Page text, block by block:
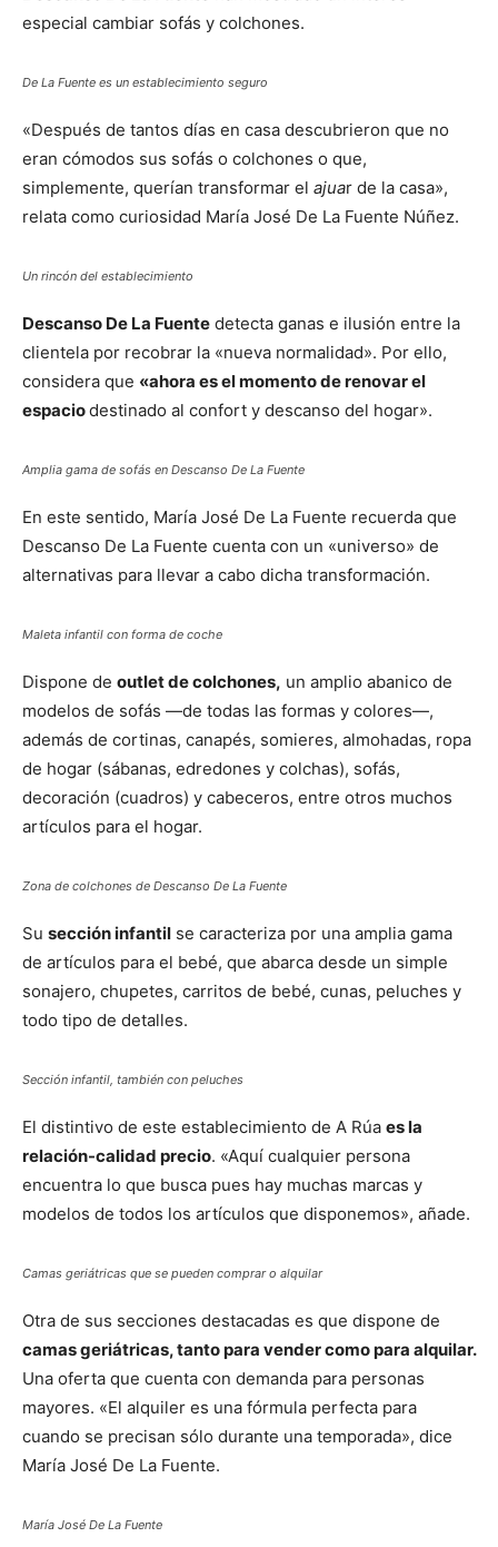
especial cambiar sofás y colchones.
De La Fuente es un establecimiento seguro
«Después de tantos días en casa descubrieron que no
eran cómodos sus sofás o colchones o que,
simplemente, querían transformar el ajuar de la casa»,
relata como curiosidad María José De La Fuente Núñez.
Un rincón del establecimiento
Descanso De La Fuente detecta ganas e ilusión entre la
clientela por recobrar la «nueva normalidad». Por ello,
considera que «ahora es el momento de renovar el
espaciodestinado al confort y descanso del hogar».
Amplia gama de sofás en Descanso De La Fuente
En este sentido, María José De La Fuente recuerda que
Descanso De La Fuente cuenta con un «universo» de
alternativas para llevar a cabo dicha transformación.
Maleta infantil con forma de coche
Dispone de outlet de colchones, un amplio abanico de
modelos de sofás —de todas las formas y colores—,
además de cortinas, canapés, somieres, almohadas, ropa
de hogar (sábanas, edredones y colchas), sofás,
decoración (cuadros) y cabeceros, entre otros muchos
artículos para el hogar.
Zona de colchones de Descanso De La Fuente
Su sección infantil se caracteriza por una amplia gama
de artículos para el bebé, que abarca desde un simple
sonajero, chupetes, carritos de bebé, cunas, peluches y
todo tipo de detalles.
Sección infantil, también con peluches
El distintivo de este establecimiento de A Rúa es la
relación-calidad precio. «Aquí cualquier persona
encuentra lo que busca pues hay muchas marcas y
modelos de todos los artículos que disponemos», añade.
Camas geriátricas que se pueden comprar o alquilar
Otra de sus secciones destacadas es que dispone de
camas geriátricas, tanto para vender como para alquilar.
Una oferta que cuenta con demanda para personas
mayores. «El alquiler es una fórmula perfecta para
cuando se precisan sólo durante una temporada», dice
María José De La Fuente.
María José De La Fuente